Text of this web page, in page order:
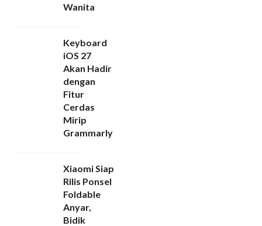
Wanita
Keyboard
iOS 27
Akan Hadir
dengan
Fitur
Cerdas
Mirip
Grammarly
Xiaomi Siap
Rilis Ponsel
Foldable
Anyar,
Bidik